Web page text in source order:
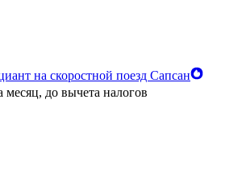
на скоростной поезд Сапсан
месяц, до вычета налогов